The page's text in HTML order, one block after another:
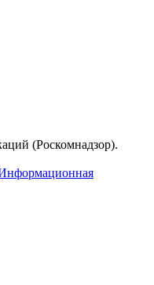
(Роскомнадзор).